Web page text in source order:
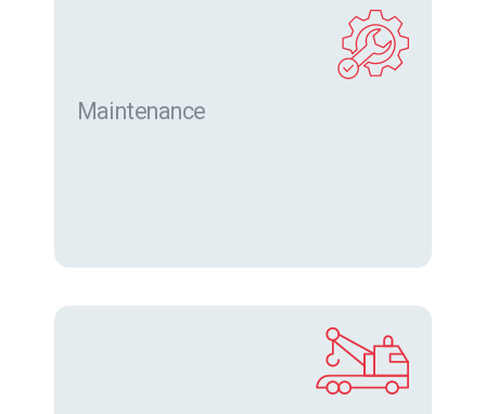
Maintenance